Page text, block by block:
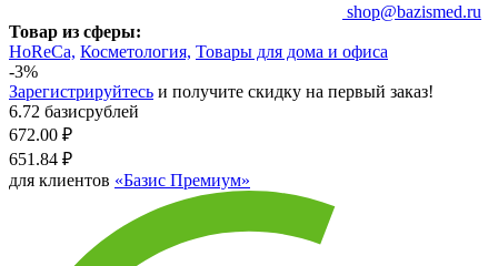
shop@bazismed.ru
Товар из сферы:
HoReCa, Косметология, Товары для дома и офиса
-3%
Зарегистрируйтесь и получите скидку на первый заказ!
6.72 базисрублей
672.00 ₽
651.84 ₽
для клиентов «Базис Премиум»